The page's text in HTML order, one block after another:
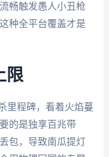
畅触发愚人小丑枪
种全平台覆盖才是
限
里程碑，看着火焰蔓
的是独享百兆带
包，导致南瓜提灯